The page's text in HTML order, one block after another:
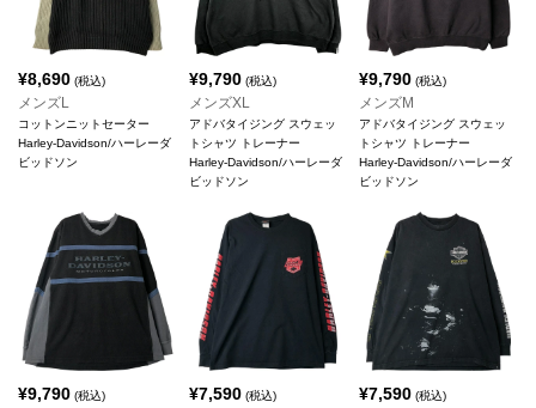
¥8,690 (税込)
メンズL
コットンニットセーター
Harley-Davidson/ハーレーダ
ビッドソン
¥9,790(税込)
メンズXL
アドバタイジング スウェッ
トシャツ トレーナー
Harley-Davidson/ハーレーダ
ビッドソン
¥9,790 (税込)
メンズM
アドバタイジング スウェッ
トシャツ トレーナー
Harley-Davidson/ハーレーダ
ビッドソン
¥9,790 (税込) ¥7,590(税込) ¥7,590 (税込)